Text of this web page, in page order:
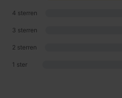
4 sterren
3 sterren
2 sterren
1 ster